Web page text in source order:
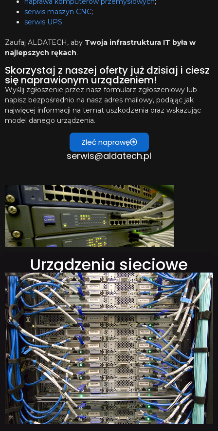
serwis maszyn CNC;
serwis UPS.
Zaufaj ALDATECH, aby Twoja infrastruktura IT była w
najlepszych rękach.
Skorzystaj z naszej oferty już dzisiaj i ciesz
się naprawionym urządzeniem!
Wyślij zgłoszenie przez nasz formularz zgłoszeniowy lub
napisz bezpośrednio na nasz adres mailowy, podając jak
najwięcej informacji na temat uszkodzenia oraz wskazując
model danego urządzenia.
Zleć naprawę
serwis@aldatech.pl
Urządzenia sieciowe